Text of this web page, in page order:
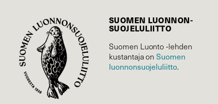
SUOMEN LUONNON­
SUOJELU­LIITTO
Suomen Luonto -lehden
kustantaja onSuomen
luonnonsuojelu­liitto.